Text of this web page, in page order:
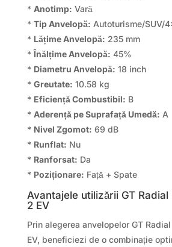
* Anotimp: Vară
* Tip Anvelopă: Autoturisme/SUV/
* Lățime Anvelopă: 235 mm
*Înălțime Anvelopă: 45%
* Diametru Anvelopă: 18 inch
* Greutate: 10.58 kg
* Eficiență Combustibil: B
* Aderență pe Suprafață Umedă: A
* Nivel Zgomot: 69 dB
* Runflat: Nu
* Ranforsat: Da
* Poziționare: Față + Spate
Avantajele utilizării GT Radial
2 EV
Prin alegerea anvelopelor GT Radial
EV, beneficiezi de o combinație